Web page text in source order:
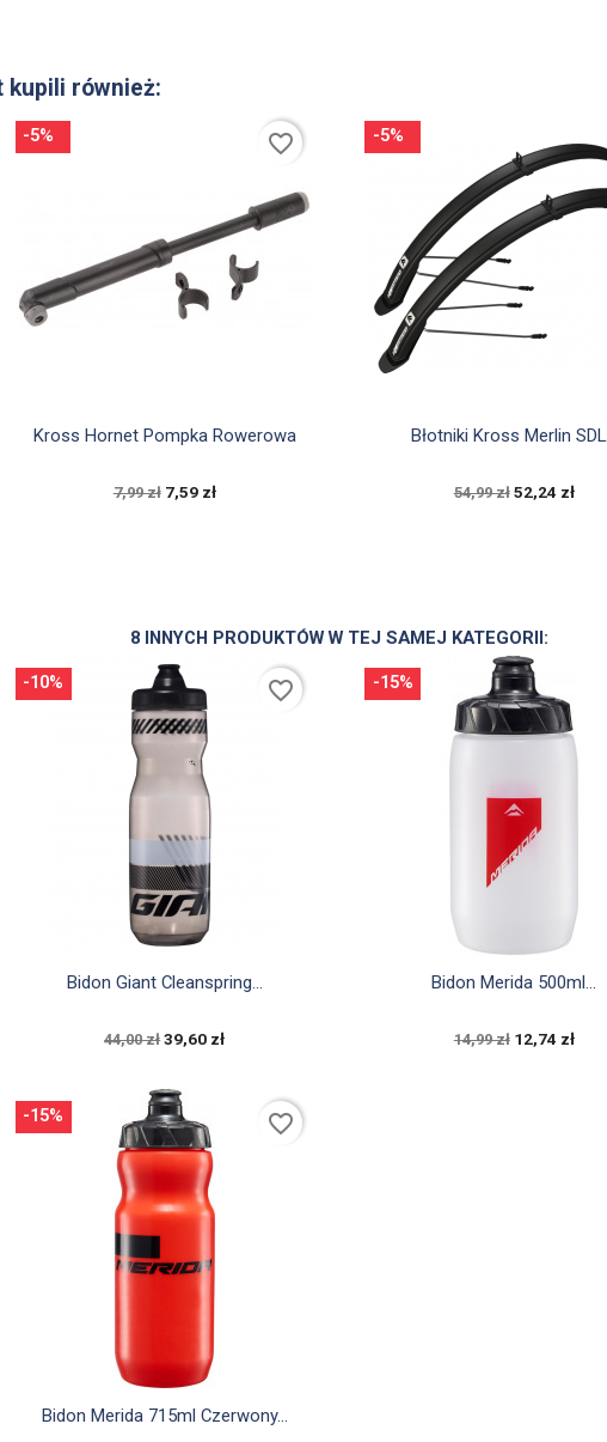
kupili również:
Szybki podgląd
Kross Hornet Pompka Rowerowa
7,99 zł 7,59 zł
-5% favorite_border
 Szybki podgląd
Błotniki Kross Merlin
54,99 zł 52,24 zł
-5%
8 INNYCH PRODUKTÓW W TEJ SAMEJ KATEGORII:
Szybki podgląd
Bidon Giant Cleanspring...
44,00 zł 39,60 zł
-10% favorite_border
Szybki podgląd
Bidon Merida 500ml...
14,99 zł 12,74 zł
-15%
Szybki podgląd
Bidon Merida 715ml Czerwony...
-15% favorite_border